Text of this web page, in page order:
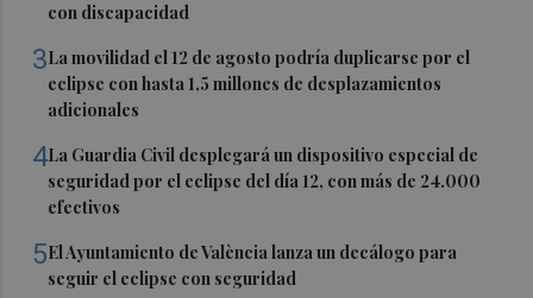
con discapacidad
3La movilidad el 12 de agosto podría duplicarse por el
eclipse con hasta 1,5 millones de desplazamientos
adicionales
4La Guardia Civil desplegará un dispositivo especial de
seguridad por el eclipse del día 12, con más de 24.000
efectivos
5El Ayuntamiento de València lanza un decálogo para
seguir el eclipse con seguridad